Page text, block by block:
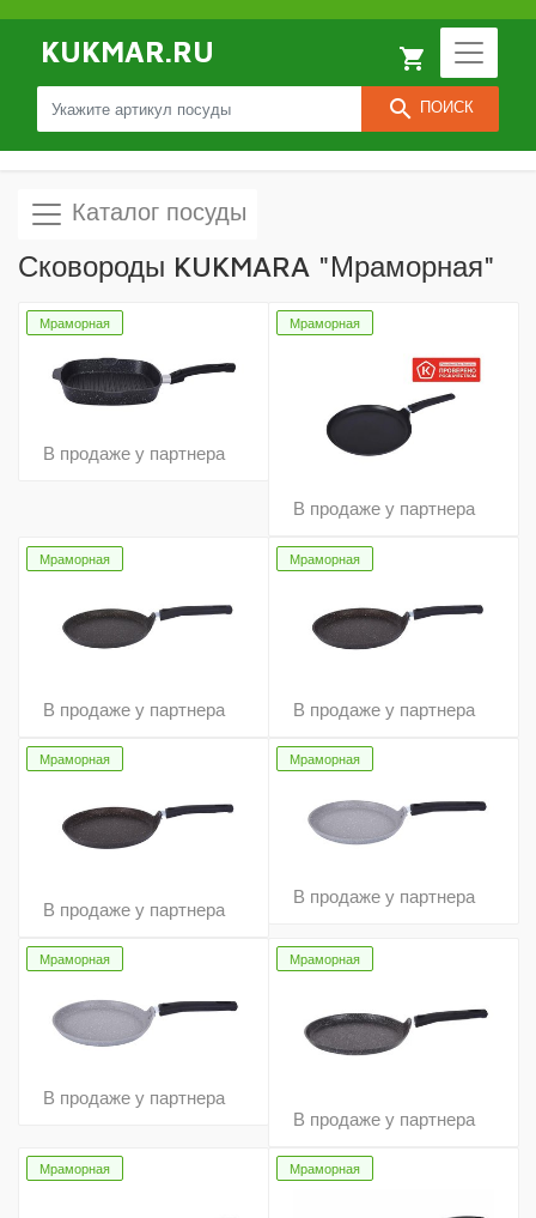
KUKMAR.RU
search ПОИСК
local_grocery_store
Каталог посуды
Сковороды KUKMARA "Мраморная"
Мраморная
В продаже у партнера
Мраморная
В продаже у партнера
Мраморная
В продаже у партнера
Мраморная
В продаже у партнера
Мраморная
В продаже у партнера
Мраморная
В продаже у партнера
Мраморная
В продаже у партнера
Мраморная
В продаже у партнера
Мраморная Мраморная